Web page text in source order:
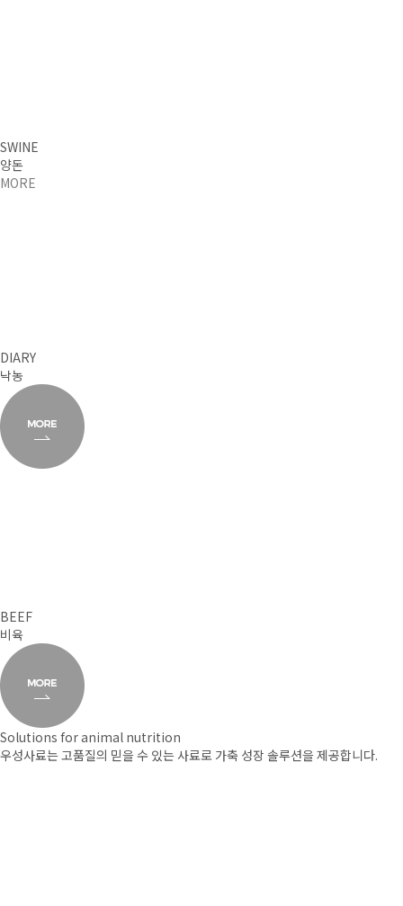
SWINE
양돈
MORE
DIARY
낙농
BEEF
비육
Solutions for animal nutrition
우성사료는 고품질의 믿을 수 있는 사료로 가축 성장 솔루션을 제공합니다.